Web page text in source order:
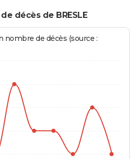
décès de BRESLE
nombre de décès (source :